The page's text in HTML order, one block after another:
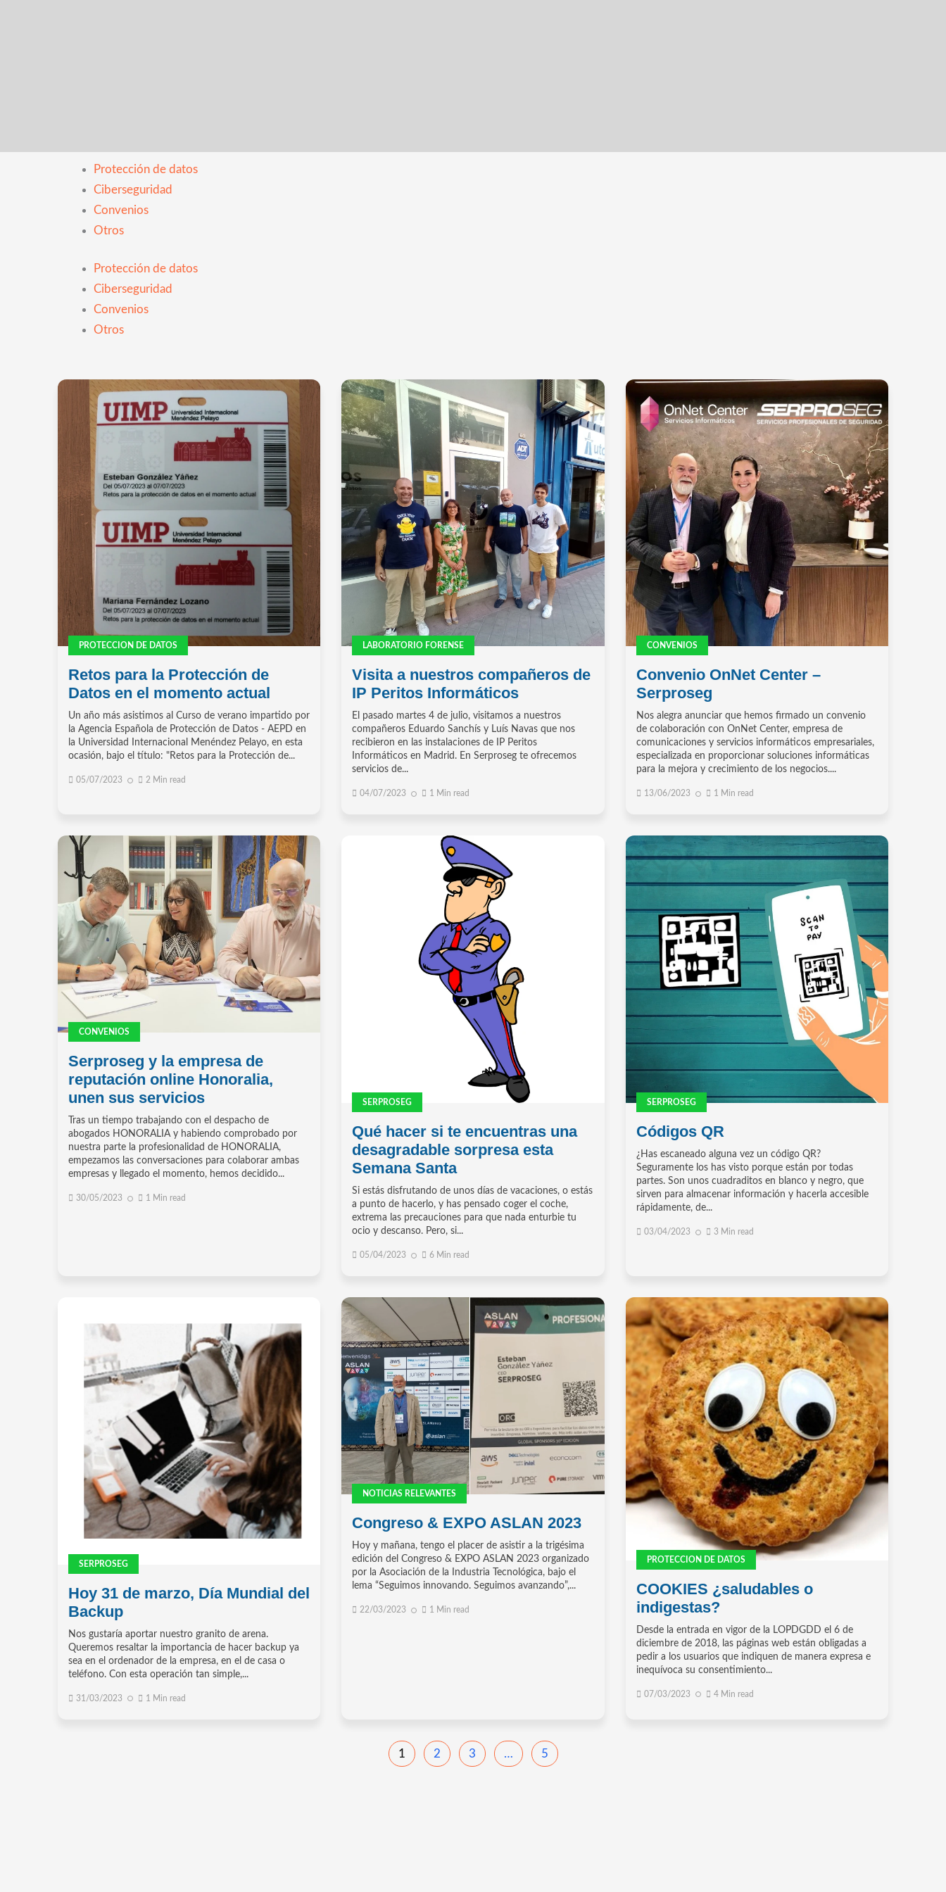
Protección de datos
Ciberseguridad
Convenios
Otros
Protección de datos
Ciberseguridad
Convenios
Otros
PROTECCION DE DATOS
Retos para la Protección de
Datos en el momento actual
Un año más asistimos al Curso de verano impartido por
la Agencia Española de Protección de Datos - AEPD en
la Universidad Internacional Menéndez Pelayo, en esta
ocasión, bajo el título: "Retos para la Protección de...
05/07/2023 2 Min read
LABORATORIO FORENSE
Visita a nuestros compañeros de
IP Peritos Informáticos
El pasado martes 4 de julio, visitamos a nuestros
compañeros Eduardo Sanchís y Luís Navas que nos
recibieron en las instalaciones de IP Peritos
Informáticos en Madrid. En Serproseg te ofrecemos
servicios de...
04/07/2023 1 Min read
CONVENIOS
Convenio OnNet Center –
Serproseg
Nos alegra anunciar que hemos firmado un convenio
de colaboración con OnNet Center, empresa de
comunicaciones y servicios informáticos empresariales,
especializada en proporcionar soluciones informáticas
para la mejora y crecimiento de los negocios....
13/06/2023 1 Min read
CONVENIOS
Serproseg y la empresa de
reputación online Honoralia,
unen sus servicios
Tras un tiempo trabajando con el despacho de
abogados HONORALIA y habiendo comprobado por
nuestra parte la profesionalidad de HONORALIA,
empezamos las conversaciones para colaborar ambas
empresas y llegado el momento, hemos decidido...
30/05/2023 1 Min read
SERPROSEG
Qué hacer si te encuentras una
desagradable sorpresa esta
Semana Santa
Si estás disfrutando de unos días de vacaciones, o estás
a punto de hacerlo, y has pensado coger el coche,
extrema las precauciones para que nada enturbie tu
ocio y descanso. Pero, si...
05/04/2023 6 Min read
SERPROSEG
Códigos QR
¿Has escaneado alguna vez un código QR?
Seguramente los has visto porque están por todas
partes. Son unos cuadraditos en blanco y negro, que
sirven para almacenar información y hacerla accesible
rápidamente, de...
03/04/2023 3 Min read
SERPROSEG
Hoy 31 de marzo, Día Mundial del
Backup
Nos gustaría aportar nuestro granito de arena.
Queremos resaltar la importancia de hacer backup ya
sea en el ordenador de la empresa, en el de casa o
teléfono. Con esta operación tan simple,...
31/03/2023 1 Min read
NOTICIAS RELEVANTES
Congreso & EXPO ASLAN 2023
Hoy y mañana, tengo el placer de asistir a la trigésima
edición del Congreso & EXPO ASLAN 2023 organizado
por la Asociación de la Industria Tecnológica, bajo el
lema “Seguimos innovando. Seguimos avanzando”,...
22/03/2023 1 Min read
PROTECCION DE DATOS
COOKIES ¿saludables o
indigestas?
Desde la entrada en vigor de la LOPDGDD el 6 de
diciembre de 2018, las páginas web están obligadas a
pedir a los usuarios que indiquen de manera expresa e
inequívoca su consentimiento...
07/03/2023 4 Min read
1 2 3 … 5